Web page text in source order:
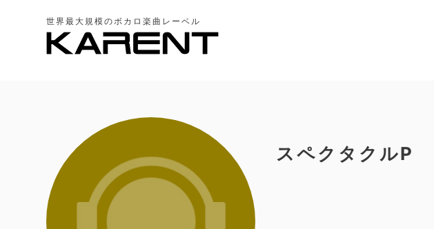
世界最大規模のボカロ楽曲レーベル
スペクタクルP